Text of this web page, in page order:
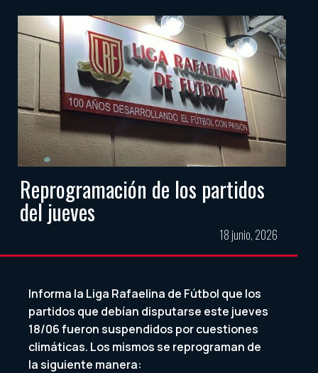
Reprogramación de los partidos
del jueves
18 junio, 2026
Informa la Liga Rafaelina de Fútbol que los
partidos que debían disputarse este jueves
18/06 fueron suspendidos por cuestiones
climáticas. Los mismos se reprograman de
la siguiente manera: